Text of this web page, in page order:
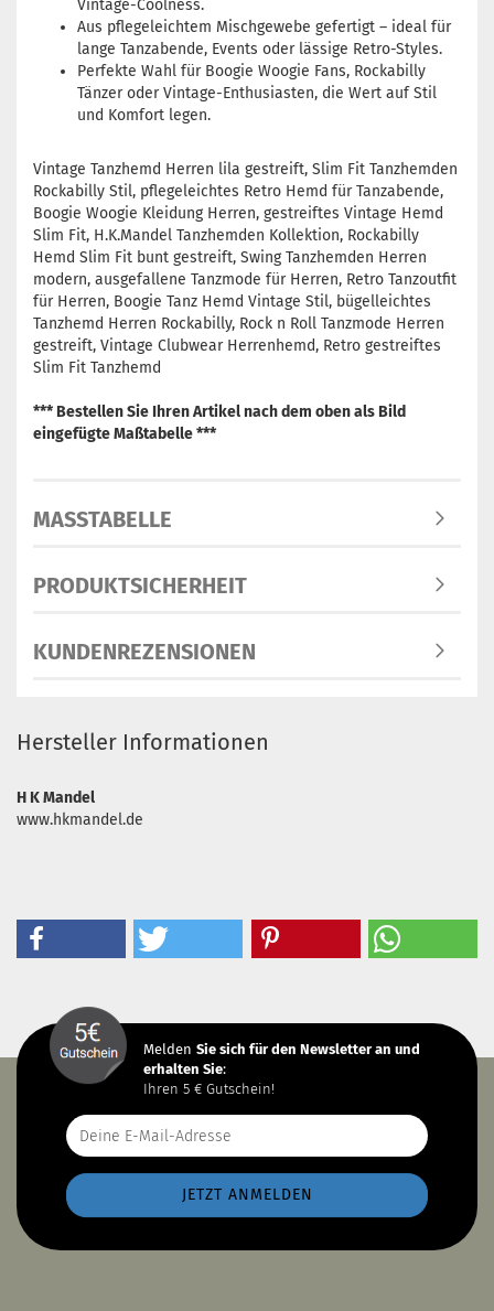
Vintage-Coolness.
Aus pflegeleichtem Mischgewebe gefertigt – ideal für
lange Tanzabende, Events oder lässige Retro-Styles.
Perfekte Wahl für Boogie Woogie Fans, Rockabilly
Tänzer oder Vintage-Enthusiasten, die Wert auf Stil
und Komfort legen.
Vintage Tanzhemd Herren lila gestreift, Slim Fit Tanzhemden
Rockabilly Stil, pflegeleichtes Retro Hemd für Tanzabende,
Boogie Woogie Kleidung Herren, gestreiftes Vintage Hemd
Slim Fit, H.K.Mandel Tanzhemden Kollektion, Rockabilly
Hemd Slim Fit bunt gestreift, Swing Tanzhemden Herren
modern, ausgefallene Tanzmode für Herren, Retro Tanzoutfit
für Herren, Boogie Tanz Hemd Vintage Stil, bügelleichtes
Tanzhemd Herren Rockabilly, Rock n Roll Tanzmode Herren
gestreift, Vintage Clubwear Herrenhemd, Retro gestreiftes
Slim Fit Tanzhemd
*** Bestellen Sie Ihren Artikel nach dem oben als Bild
eingefügte Maßtabelle ***
MASSTABELLE
PRODUKTSICHERHEIT
KUNDENREZENSIONEN
Hersteller Informationen
H K Mandel
www.hkmandel.de
Melden Sie sich für den Newsletter an und
erhalten Sie:
Ihren 5 € Gutschein!